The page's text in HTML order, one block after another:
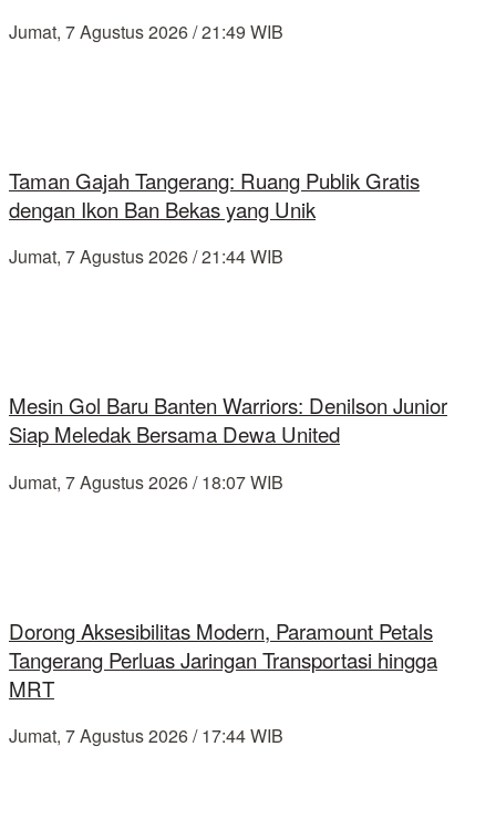
Jumat, 7 Agustus 2026 / 21:49 WIB
Taman Gajah Tangerang: Ruang Publik Gratis
dengan Ikon Ban Bekas yang Unik
Jumat, 7 Agustus 2026 / 21:44 WIB
Mesin Gol Baru Banten Warriors: Denilson Junior
Siap Meledak Bersama Dewa United
Jumat, 7 Agustus 2026 / 18:07 WIB
Dorong Aksesibilitas Modern, Paramount Petals
Tangerang Perluas Jaringan Transportasi hingga
MRT
Jumat, 7 Agustus 2026 / 17:44 WIB